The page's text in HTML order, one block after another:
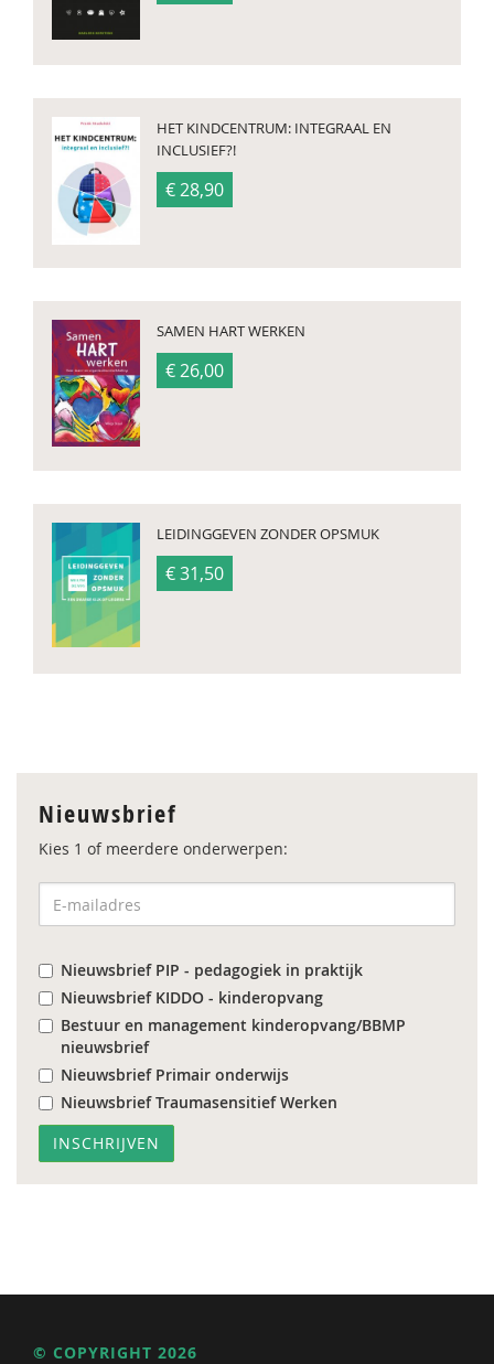
HET KINDCENTRUM: INTEGRAAL EN
INCLUSIEF?!
€ 28,90
SAMEN HART WERKEN
€ 26,00
LEIDINGGEVEN ZONDER OPSMUK
€ 31,50
Nieuwsbrief
Kies 1 of meerdere onderwerpen:
Nieuwsbrief PIP - pedagogiek in praktijk
Nieuwsbrief KIDDO - kinderopvang
Bestuur en management kinderopvang/BBMP
nieuwsbrief
Nieuwsbrief Primair onderwijs
Nieuwsbrief Traumasensitief Werken
© COPYRIGHT 2026